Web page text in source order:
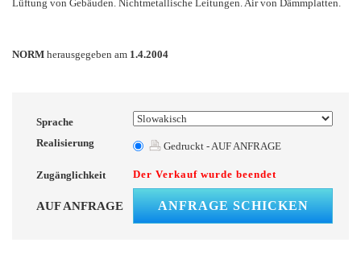
Lüftung von Gebäuden. Nichtmetallische Leitungen. Air von Dämmplatten.
NORM herausgegeben am 1.4.2004
Sprache
Realisierung
Gedruckt - AUF ANFRAGE
Zugänglichkeit Der Verkauf wurde beendet
AUF ANFRAGE ANFRAGE SCHICKEN